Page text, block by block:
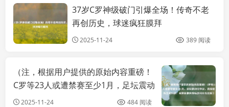
综合
37岁C罗神级破门引爆全场！传奇不老
再创历史，球迷疯狂膜拜
2025-11-24 389 阅读
（注，根据用户提供的原始内容重磅！
C罗等23人或遭禁赛至少1月，足坛震动
引争议，直接提炼生成标题。若需其他
2025-11-24 484 阅读